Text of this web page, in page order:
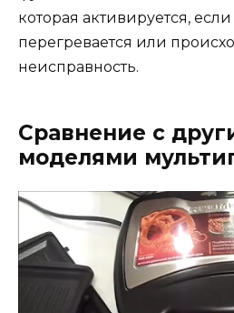
которая активируется, если
перегревается или
неисправность.
Сравнение с
моделями